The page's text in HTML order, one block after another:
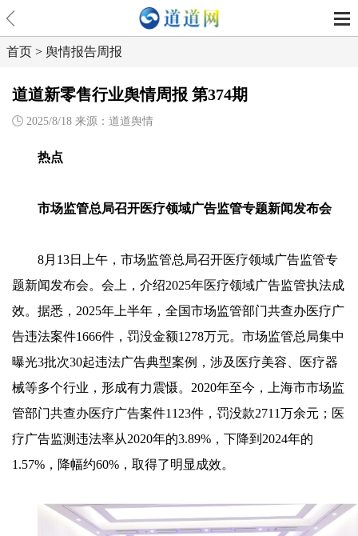
首页 > 舆情报告周报
道道新零售行业舆情周报 第374期
2025/8/18 来源：道道舆情
热点
市场监管总局召开医疗领域广告监管专题新闻发布会
8月13日上午，市场监管总局召开医疗领域广告监管专
题新闻发布会。会上，介绍2025年医疗领域广告监管执法成
效。据悉，2025年上半年，全国市场监管部门共查办医疗广
告违法案件1666件，罚没金额1278万元。市场监管总局集中
曝光3批次30起违法广告典型案例，涉及医疗美容、医疗器
械等多个行业，形成有力震慑。2020年至今，上海市市场监
管部门共查办医疗广告案件1123件，罚没款2711万余元；医
疗广告监测违法率从2020年的3.89%，下降到2024年的
1.57%，降幅约60%，取得了明显成效。